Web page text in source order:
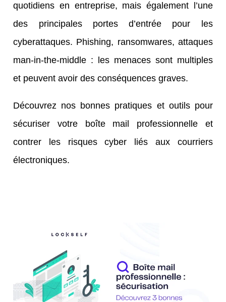
quotidiens en entreprise, mais également l’une
des principales portes d’entrée pour les
cyberattaques. Phishing, ransomwares, attaques
man-in-the-middle : les menaces sont multiples
et peuvent avoir des conséquences graves.
Découvrez nos bonnes pratiques et outils pour
sécuriser votre boîte mail professionnelle et
contrer les risques cyber liés aux courriers
électroniques.